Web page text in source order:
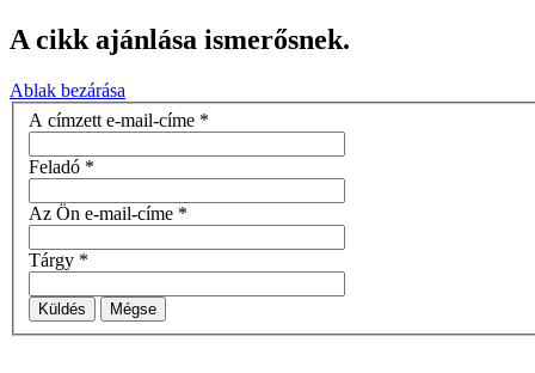
A cikk ajánlása ismerősnek.
Ablak bezárása
A címzett e-mail-címe *
Feladó *
Az Ön e-mail-címe *
Tárgy *
Küldés Mégse